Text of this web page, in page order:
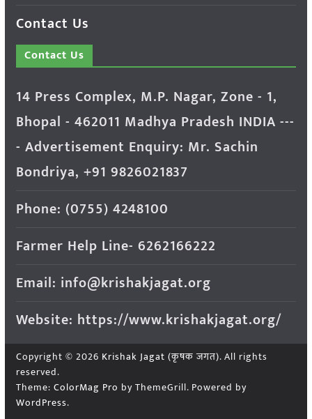
Contact Us
Contact Us
14 Press Complex, M.P. Nagar, Zone - 1,
Bhopal - 462011 Madhya Pradesh INDIA ---
- Advertisement Enquiry: Mr. Sachin
Bondriya, +91 9826021837
Phone: (0755) 4248100
Farmer Help Line- 6262166222
Email: info@krishakjagat.org
Website: https://www.krishakjagat.org/
Copyright © 2026 Krishak Jagat (कृषक जगत). All rights
reserved.
Theme: ColorMag Pro by ThemeGrill. Powered by
WordPress.